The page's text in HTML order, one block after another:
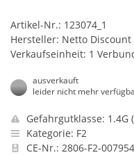
Artikel-Nr.: 123074_1
Hersteller: Netto Discount
Verkaufseinheit: 1
ausverkauft
leider nicht mehr
Gefahrgutklasse: 1.4G
Kategorie: F2
CE-Nr.: 2806-F2-007954